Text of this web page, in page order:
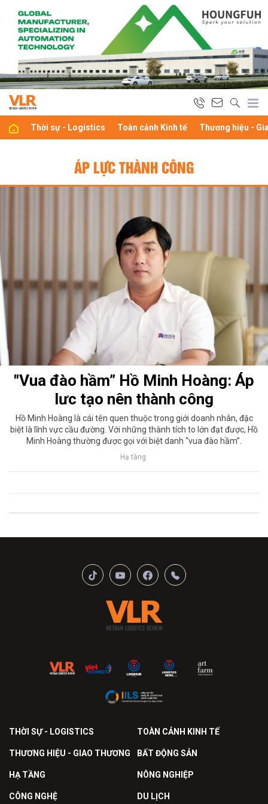
Thời sự - Logistics Toàn cảnh Kinh tế Thương hiệu -
ÁP LỰC THÀNH CÔNG
"Vua đào hầm” Hồ Minh Hoàng: Áp
lưc tạo nên thành công
Hồ Minh Hoàng là cái tên quen thuộc trong giới doanh nhân, đặc
biệt là lĩnh vực cầu đường. Với những thành tích to lớn đạt được, Hồ
Minh Hoàng thường được gọi với biệt danh “vua đào hầm”.
Hạ tầng
THỜI SỰ - LOGISTICS TOÀN CẢNH KINH TẾ
THƯƠNG HIỆU - GIAO THƯƠNG BẤT ĐỘNG SẢN
HẠ TẦNG NÔNG NGHIỆP
CÔNG NGHỆ DU LỊCH